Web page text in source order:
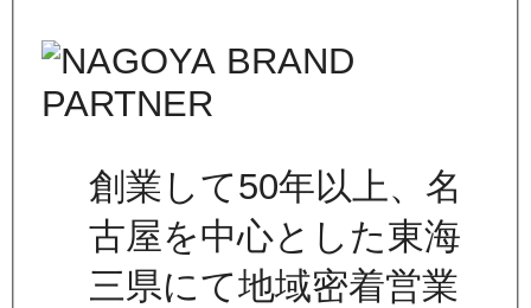
創業して50年以上、名
古屋を中心とした東海
三県にて地域密着営業